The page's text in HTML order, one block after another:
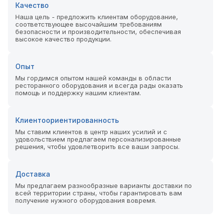
Качество
Наша цель - предложить клиентам оборудование,
соответствующее высочайшим требованиям
безопасности и производительности, обеспечивая
высокое качество продукции.
Опыт
Мы гордимся опытом нашей команды в области
ресторанного оборудования и всегда рады оказать
помощь и поддержку нашим клиентам.
Клиентоориентированность
Мы ставим клиентов в центр наших усилий и с
удовольствием предлагаем персонализированные
решения, чтобы удовлетворить все ваши запросы.
Доставка
Мы предлагаем разнообразные варианты доставки по
всей территории страны, чтобы гарантировать вам
получение нужного оборудования вовремя.